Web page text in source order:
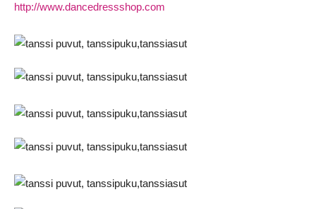
http://www.dancedressshop.com